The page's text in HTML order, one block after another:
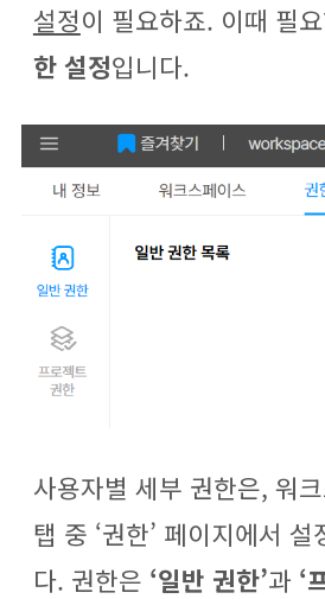
설정이 필요하죠. 이때 필
한 설정입니다.
사용자별 세부 권한은, 워
탭 중 ‘권한’ 페이지에서
다. 권한은 ‘일반 권한’과 ‘